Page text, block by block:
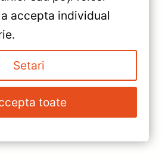
— Recenzie
&
Teyes CC3 360°
9″ QLED 6+128GB —
Păreri & Preț
Actualizat
accepta individual
Setari
toate